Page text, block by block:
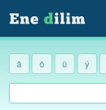
ä ö ü ý